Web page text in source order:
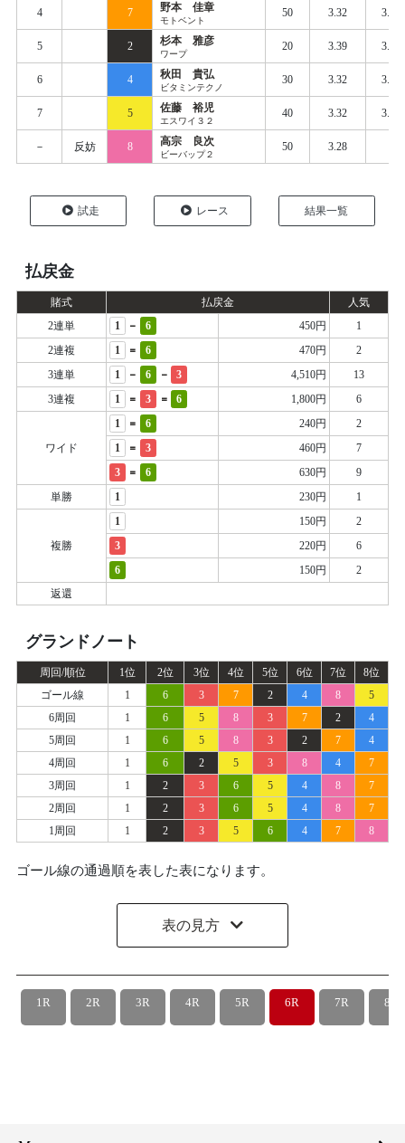
4 7 野本 佳章
モトベント
50 3.32 3.425
5 2 杉本 雅彦
ワープ
20 3.39 3.474
6 4 秋田 貴弘
ビタミンテクノ
30 3.32 3.476
7 5 佐藤 裕児
エスワイ３２
40 3.32 3.519
－ 反妨 8 高宗 良次
ビーバップ２
50 3.28
試走 レース 結果一覧
払戻金
賭式 払戻金
人気
2連単
1 - 6 450円
1
2連複
1 = 6 470円
2
3連単
1 - 6 - 3 4,510円
13
3連複
1 = 3 = 6 1,800円 6
ワイド
1 = 6 240円
2
1
= 3 460円
7
3
= 6 630円
9
単勝
1 230円 1
複勝
1 150円
2
3
220円
6
6
150円
2
返還
グランドノート
周回/順位 1位 2位 3位 4位 5位 6位 7位
8位
ゴール線
1 6 3 7 2 4 8
5
6周回
1 6 5 8 3 7 2
4
5周回
1 6 5 8 3 2 7
4
4周回
1 6 2 5 3 8 4
7
3周回
1 2 3 6 5 4 8
7
2周回
1 2 3 6 5 4 8
7
1周回
1 2 3 5 6 4 7 8
ゴール線の通過順を表した表になります。
表の見方
1R 2R 3R 4R 5R 6R 7R 8R